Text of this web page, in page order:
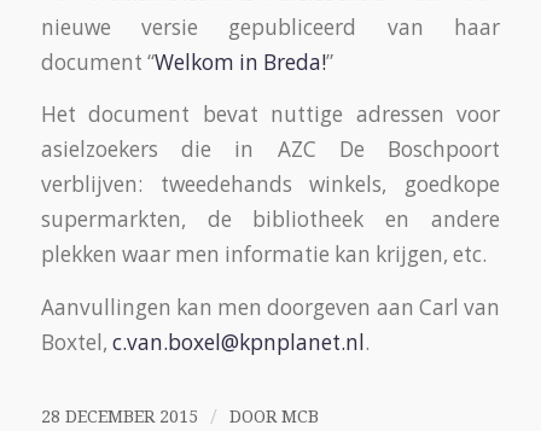
nieuwe versie gepubliceerd van haar
document “Welkom in Breda!”
Het document bevat nuttige adressen voor
asielzoekers die in AZC De Boschpoort
verblijven: tweedehands winkels, goedkope
supermarkten, de bibliotheek en andere
plekken waar men informatie kan krijgen, etc.
Aanvullingen kan men doorgeven aan Carl van
Boxtel, c.van.boxel@kpnplanet.nl.
28 DECEMBER 2015 / DOOR MCB